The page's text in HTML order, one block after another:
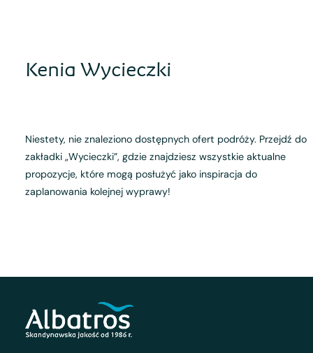
Kenia Wycieczki
Niestety, nie znaleziono dostępnych ofert podróży. Przejdź do
zakładki „Wycieczki”, gdzie znajdziesz wszystkie aktualne
propozycje, które mogą posłużyć jako inspiracja do
zaplanowania kolejnej wyprawy!